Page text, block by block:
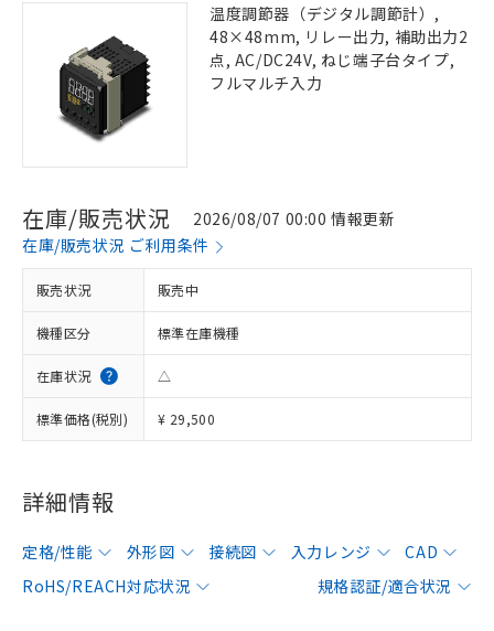
温度調節器（デジタル調節計）,
48×48mm, リレー出力, 補助出力2
点, AC/DC24V, ねじ端子台タイプ,
フルマルチ入力
在庫/販売状況
2026/08/07 00:00 情報更新
在庫/販売状況 ご利用条件
販売状況 販売中
機種区分 標準在庫機種
在庫状況 △
標準価格(税別) ¥ 29,500
詳細情報
定格/性能 外形図 接続図 入力レンジ
CAD
RoHS/REACH対応状況
規格認証/適合状況